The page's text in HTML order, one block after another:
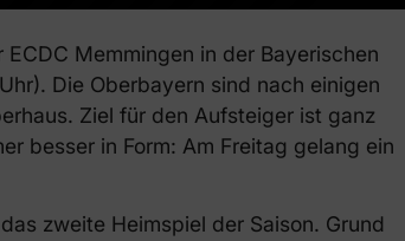
Memmingen in der Bayerischen
Die Oberbayern sind nach einigen
Ziel für den Aufsteiger ist ganz
besser in Form: Am Freitag gelang ein
zweite Heimspiel der Saison. Grund